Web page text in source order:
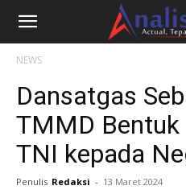
NEWS
Dansatgas
TMMD Bentuk
TNI kepada
Penulis Redaksi - 13 Maret 2024